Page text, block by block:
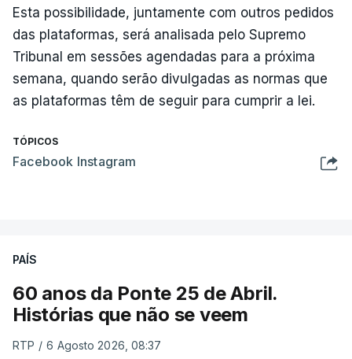
Esta possibilidade, juntamente com outros pedidos
das plataformas, será analisada pelo Supremo
Tribunal em sessões agendadas para a próxima
semana, quando serão divulgadas as normas que
as plataformas têm de seguir para cumprir a lei.
TÓPICOS
Facebook Instagram
PAÍS
60 anos da Ponte 25 de Abril.
Histórias que não se veem
RTP / 6 Agosto 2026, 08:37